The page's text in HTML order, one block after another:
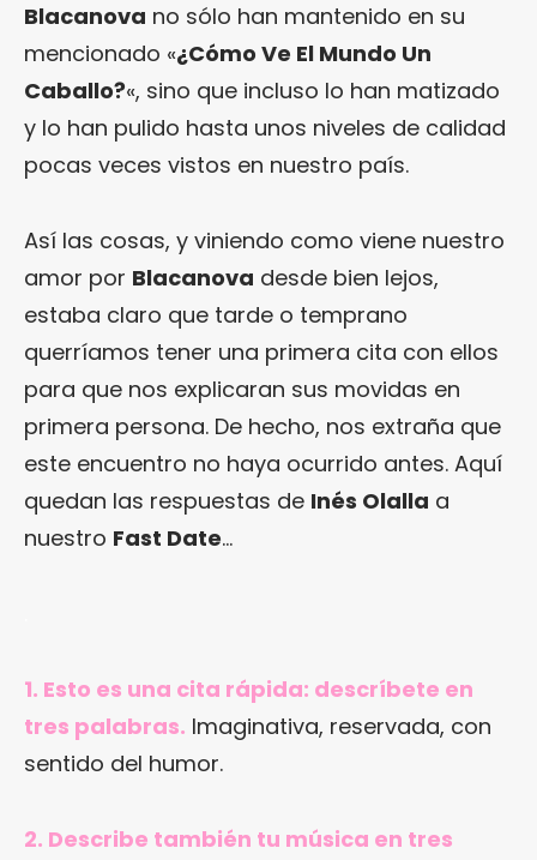
Blacanova no sólo han mantenido en su
mencionado «¿Cómo Ve El Mundo Un
Caballo?«, sino que incluso lo han matizado
y lo han pulido hasta unos niveles de calidad
pocas veces vistos en nuestro país.
Así las cosas, y viniendo como viene nuestro
amor por Blacanova desde bien lejos,
estaba claro que tarde o temprano
querríamos tener una primera cita con ellos
para que nos explicaran sus movidas en
primera persona. De hecho, nos extraña que
este encuentro no haya ocurrido antes. Aquí
quedan las respuestas de Inés Olalla a
nuestro Fast Date…
1. Esto es una cita rápida: descríbete en
tres palabras. Imaginativa, reservada, con
sentido del humor.
2. Describe también tu música en tres